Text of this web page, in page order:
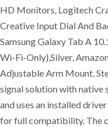
HD Monitors, Logitech
Creative Input Dial And
Samsung Galaxy Tab A
Wi-Fi-Only),Silver,
Adjustable Arm Mount,
signal solution with native
and uses an installed
for full compatibility. The